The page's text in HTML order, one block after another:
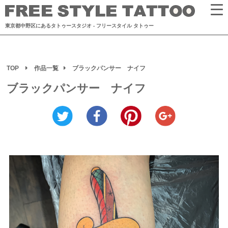
東京都中野区にあるタトゥースタジオ - フリースタイル タトゥー
TOP 作品一覧 ブラックパンサー ナイフ
ブラックパンサー ナイフ